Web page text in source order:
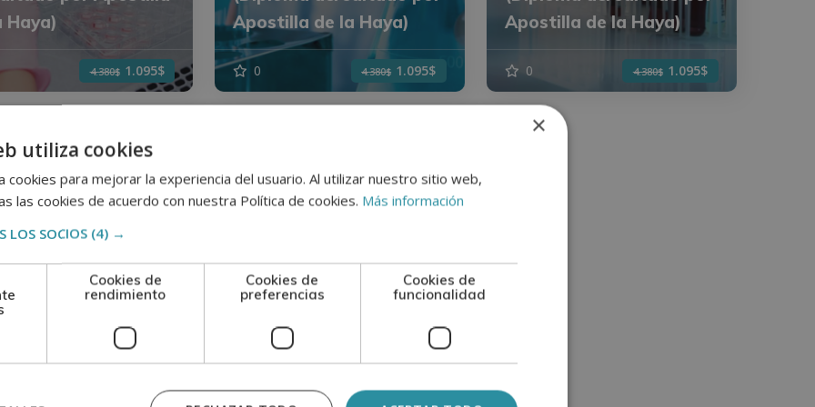
Haya)
4.380$ 1.095$
Apostilla de la Haya)
0 4.380$ 1.095$
Apostilla de la Haya)
0 4.380$ 1.095$
Internacional
de
– ISO
(Diploma
por Apostilla
×
utiliza cookies
cookies para mejorar la experiencia del usuario. Al utilizar nuestro sitio web,
las cookies de acuerdo con nuestra Política de cookies. Más información
LOS SOCIOS (4) →
Cookies de
rendimiento
Cookies de
preferencias
Cookies de
funcionalidad